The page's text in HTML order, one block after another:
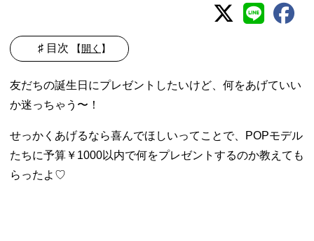
♯ 目次 【開く 】
びのポイントは
〝気軽〟なも
− まりくま
はスキンケ
アのトライ
友だちの誕生日にプレゼントしたいけど、何をあげていい
か迷っちゃう〜！
せっかくあげるなら喜んでほしいってことで、POPモデル
たちに予算￥1000以内で何をプレゼントするのか教えても
らったよ♡